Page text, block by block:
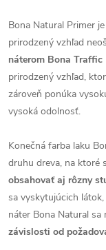
Bona Natural Primer
prirodzený vzhľad
náterom Bona Traffic
prirodzený vzhľad,
zároveň ponúka
vysoká odolnosť.
Konečná farba laku
druhu dreva, na ktoré
obsahovať aj rôzny
sa vyskytujúcich
náter Bona Natural
závislosti od